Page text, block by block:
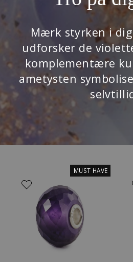
Mærk styrken i
udforsker de
komplementære
ametysten
MUST HAVE